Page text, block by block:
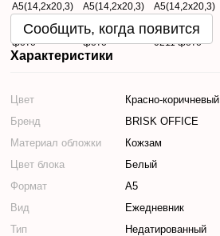
Сообщить, когда появится
Характеристики
Цвет
Красно-коричневый
Бренд
BRISK OFFICE
Материал обложки
Кожзам
Цвет блока
Белый
Формат
А5
Вид
Ежедневник
Тип
Недатированный